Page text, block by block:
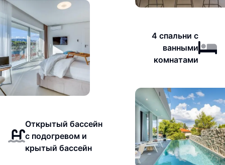
4 спальни с
ванными
комнатами
Открытый бассейн
с подогревом и
крытый бассейн